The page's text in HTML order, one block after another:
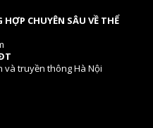
CHUYÊN SÂU VỀ THỂ
và truyền thông Hà Nội